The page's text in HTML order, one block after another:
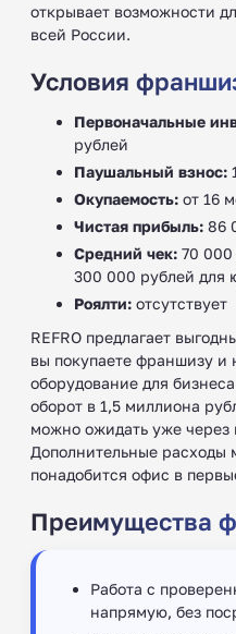
открывает возможности
всей России.
Условия
Первоначальные
рублей
Паушальный взнос:
Окупаемость: от 16
Чистая прибыль: 86
Средний чек: 70 000
300 000 рублей для
Роялти: отсутствует
REFRO предлагает
вы покупаете франшизу и
оборудование для
оборот в 1,5 миллиона
можно ожидать уже через
Дополнительные
понадобится офис в
Преимущества
Работа с
напрямую, без